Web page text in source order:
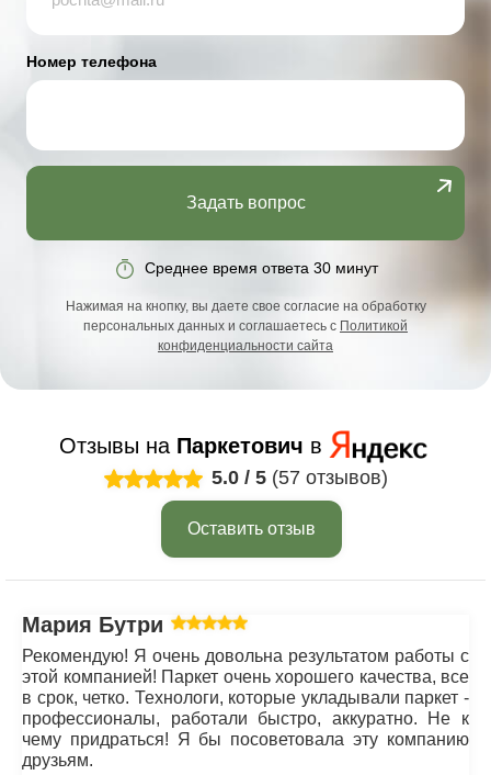
Номер телефона
Задать вопрос
Среднее время ответа 30 минут
Нажимая на кнопку, вы даете свое согласие на обработку
персональных данных и соглашаетесь с Политикой
конфиденциальности сайта
Отзывы на Паркетович в
5.0 / 5 (57 отзывов)
Оставить отзыв
Мария Бутрим
Рекомендую! Я очень довольна результатом работы с
этой компанией! Паркет очень хорошего качества, все
в срок, четко. Технологи, которые укладывали паркет -
профессионалы, работали быстро, аккуратно. Не к
чему придраться! Я бы посоветовала эту компанию
друзьям.